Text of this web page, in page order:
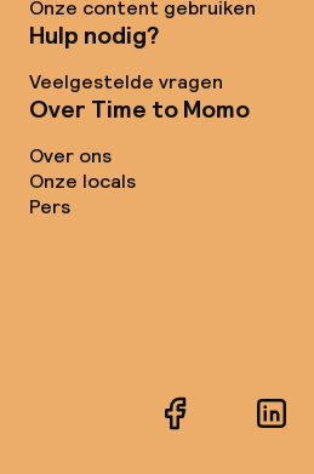
Onze content gebruiken
Hulp nodig?
Veelgestelde vragen
Over Time to Momo
Over ons
Onze locals
Pers
Facebook